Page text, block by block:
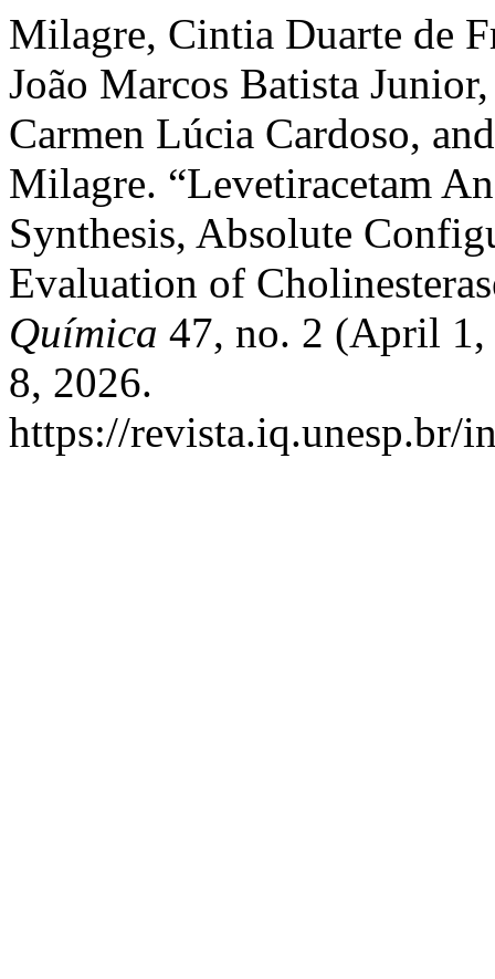
Milagre, Cintia Duarte de
João Marcos Batista
Carmen Lúcia Cardoso,
Milagre. “Levetiracetam
Synthesis, Absolute
Evaluation of
Química 47, no. 2 (April 1,
8, 2026.
https://revista.iq.unesp.br/